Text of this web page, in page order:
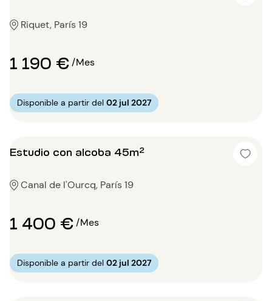
Riquet, París 19
1 190 €/Mes
Disponible a partir del 02 jul 2027
Estudio con alcoba 45m²
Canal de l'Ourcq, París 19
1 400 €/Mes
Disponible a partir del 02 jul 2027